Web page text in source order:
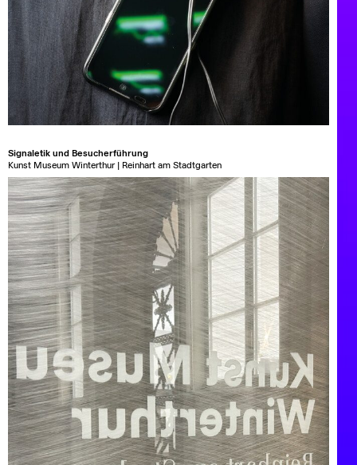
Signaletik und Besucherführung
Kunst Museum Winterthur | Reinhart am Stadtgarten